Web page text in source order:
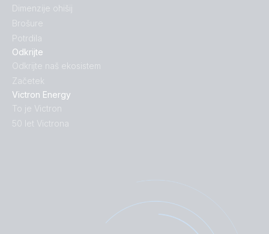
Odkrijte
Odkrijte naš ekosistem
Začetek
Victron Energy
To je Victron
50 let Victrona
Dimenzije ohišij
Brošure
Potrdila